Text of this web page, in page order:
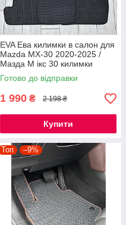
EVA Ева килимки в салон для
Mazda MX-30 2020-2025 /
Мазда М ікс 30 килимки
Готово до відправки
1 990 ₴ 2 198 ₴
Купити
Топ –9%